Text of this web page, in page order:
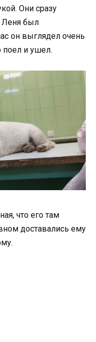
Они сразу
Леня был
он выглядел очень
поел и ушел.
что его там
доставались ему